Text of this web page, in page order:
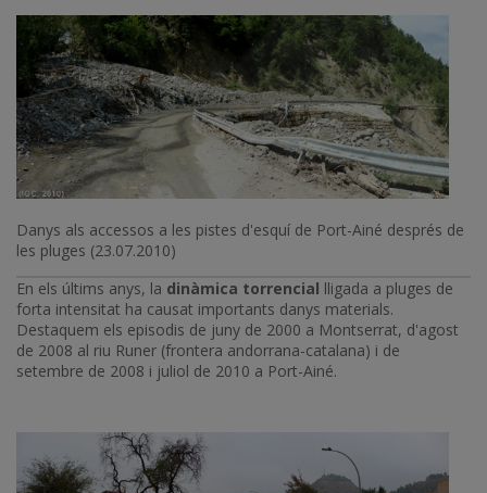
Danys als accessos a les pistes d'esquí de Port-Ainé després de
les pluges (23.07.2010)
En els últims anys, la dinàmica torrencial lligada a pluges de
forta intensitat ha causat importants danys materials.
Destaquem els episodis de juny de 2000 a Montserrat, d'agost
de 2008 al riu Runer (frontera andorrana-catalana) i de
setembre de 2008 i juliol de 2010 a Port-Ainé.